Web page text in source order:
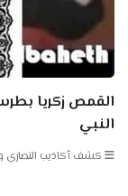
القمص زكريا
النبي
كشف أكاذيب النصارى